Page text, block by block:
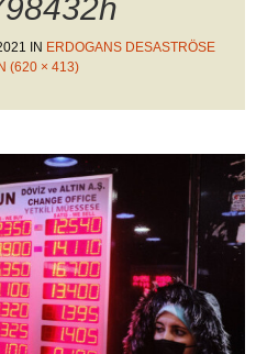
IN ERDOGANS DESASTRÖSE
(620 × 413)